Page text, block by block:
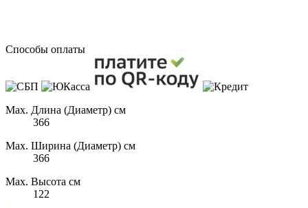
Способы оплаты
Max. Длина (Диаметр) см
366
Max. Ширина (Диаметр) см
366
Max. Высота см
122